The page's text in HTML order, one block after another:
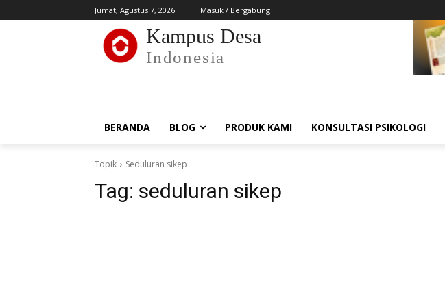
Jumat, Agustus 7, 2026 Masuk / Bergabung
Kampus Desa
Indonesia
BERANDA BLOG PRODUK KAMI KONSULTASI PSIKOLOGI
Topik Seduluran sikep
Tag: seduluran sikep